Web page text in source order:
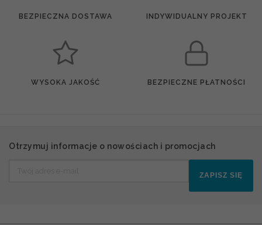
BEZPIECZNA DOSTAWA INDYWIDUALNY PROJEKT
WYSOKA JAKOŚĆ BEZPIECZNE PŁATNOŚCI
Otrzymuj informacje o nowościach i promocjach
ZAPISZ SIĘ